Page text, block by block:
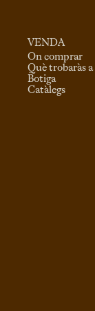
VENDA
On comprar
Què trobaràs a
Botiga
Catàlegs